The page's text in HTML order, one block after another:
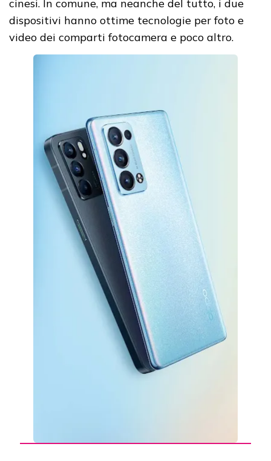
cinesi. In comune, ma neanche del tutto, i due
dispositivi hanno ottime tecnologie per foto e
video dei comparti fotocamera e poco altro.